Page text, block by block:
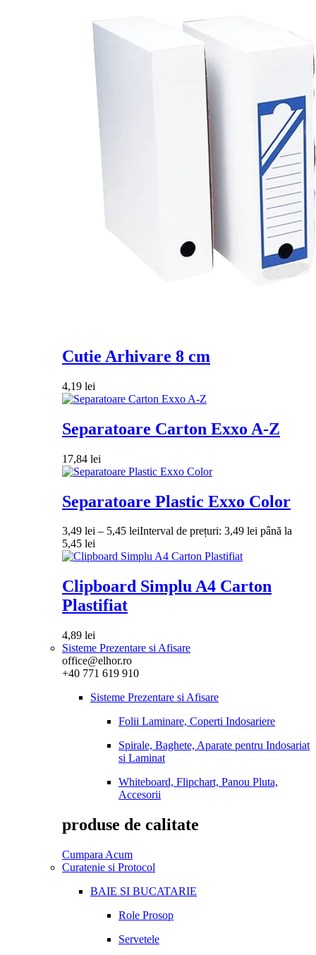
Cutie Arhivare 8 cm
4,19 lei
Separatoare Carton Exxo A-Z
17,84 lei
Separatoare Plastic Exxo Color
3,49 lei – 5,45 leiInterval de prețuri: 3,49 lei până la
5,45 lei
Clipboard Simplu A4 Carton
Plastifiat
4,89 lei
Sisteme Prezentare si Afisare
office@elhor.ro
+40 771 619 910
Sisteme Prezentare si Afisare
Folii Laminare, Coperti Indosariere
Spirale, Baghete, Aparate pentru Indosariat
si Laminat
Whiteboard, Flipchart, Panou Pluta,
Accesorii
produse de calitate
Cumpara Acum
Curatenie si Protocol
BAIE SI BUCATARIE
Role Prosop
Servetele